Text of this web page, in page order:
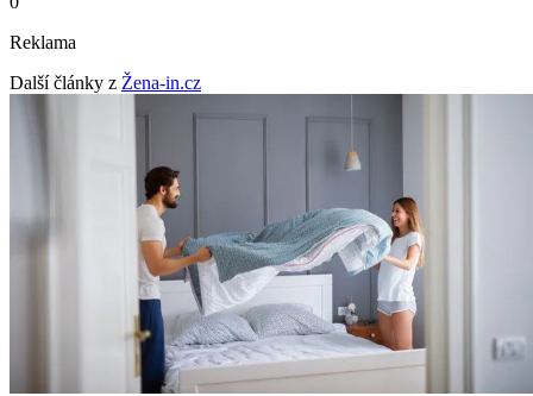
Reklama
Další články z Žena-in.cz